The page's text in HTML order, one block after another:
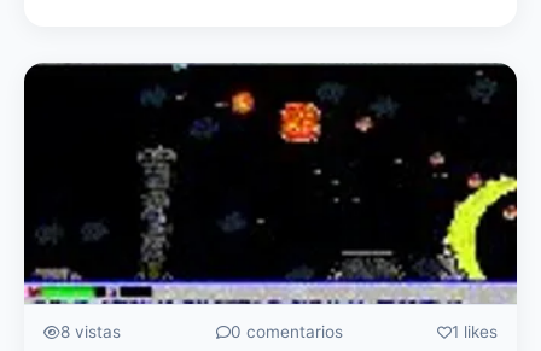
8 vistas 0 comentarios 1 likes